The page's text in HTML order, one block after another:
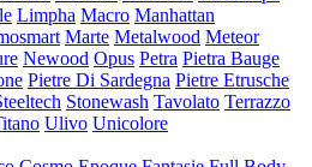
Limpha Macro Manhattan
Marte Metalwood Meteor
Newood Opus Petra Pietra Bauge
Pietre Di Sardegna Pietre Etrusche
Stonewash Tavolato Terrazzo
Ulivo Unicolore